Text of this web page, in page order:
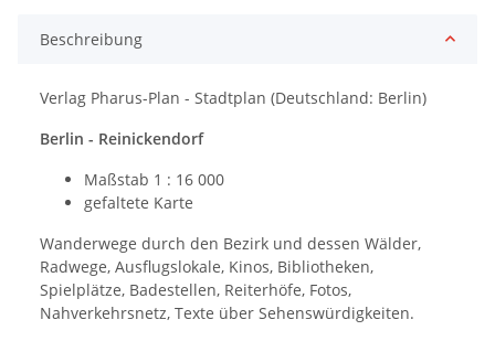
Beschreibung
Verlag Pharus-Plan - Stadtplan (Deutschland: Berlin)
Berlin - Reinickendorf
Maßstab 1 : 16 000
gefaltete Karte
Wanderwege durch den Bezirk und dessen Wälder,
Radwege, Ausflugslokale, Kinos, Bibliotheken,
Spielplätze, Badestellen, Reiterhöfe, Fotos,
Nahverkehrsnetz, Texte über Sehenswürdigkeiten.